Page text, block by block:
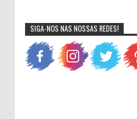
SIGA-NOS NAS NOSSAS REDES!